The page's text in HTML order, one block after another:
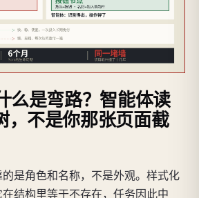
么是弯路？智能体读
，不是你那张页面截
是角色和名称，不是外观。样式化
结构里等于不存在，任务因此中